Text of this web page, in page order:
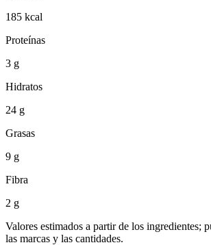
185 kcal
Proteínas
3 g
Hidratos
24 g
Grasas
9 g
Fibra
2 g
Valores estimados a partir de los ingredientes;
las marcas y las cantidades.